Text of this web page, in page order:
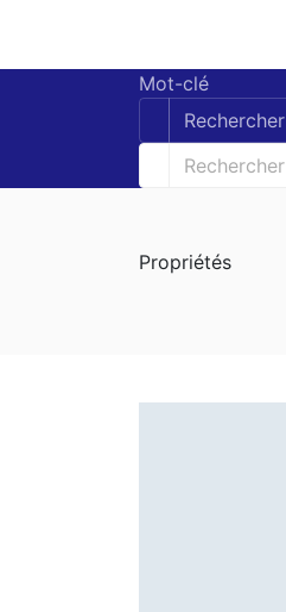
Mot-clé
Propriétés